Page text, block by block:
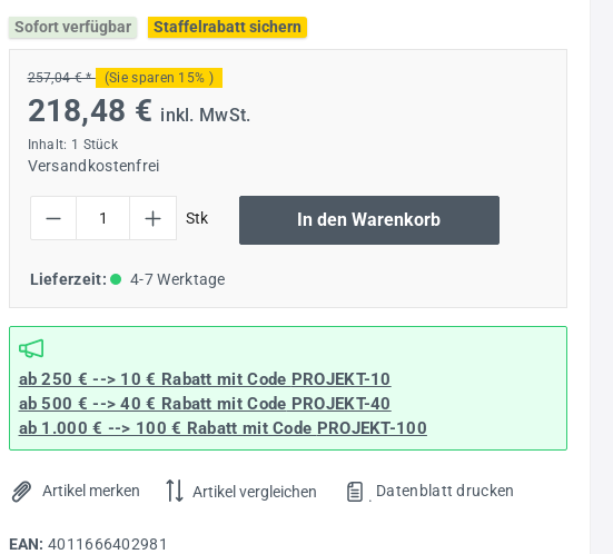
Sofort verfügbar
Staffelrabatt sichern
257,04 € * (Sie sparen 15% )
218,48 € inkl. MwSt.
Inhalt: 1 Stück
Versandkostenfrei
Stk In den Warenkorb
Lieferzeit: 4-7 Werktage
ab 250 € --> 10 € Rabatt mit Code PROJEKT-10
ab 500 € --> 40 € Rabattmit Code PROJEKT-40
ab 1.000 € --> 100 € Rabatt mit Code PROJEKT-100
Artikel merken Artikel vergleichen . Datenblatt drucken
EAN: 4011666402981